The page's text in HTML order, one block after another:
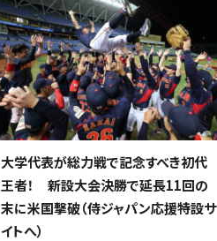
大学代表が総力戦で記念すべき初代
王者！ 新設大会決勝で延長11回の
末に米国撃破（侍ジャパン応援特設サ
イトへ）